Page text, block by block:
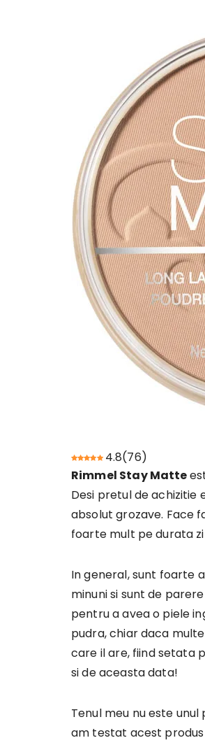
4.8(76)
Rimmel Stay Matte
Desi pretul de achizitie
absolut grozave. Face
foarte mult pe durata
In general, sunt foarte
minuni si sunt de
pentru a avea o piele
pudra, chiar daca
care il are, fiind setata
si de aceasta data!
Tenul meu nu este
am testat acest